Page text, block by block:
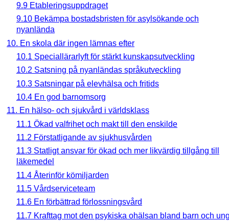
9.9 Etableringsuppdraget
9.10 Bekämpa bostadsbristen för asylsökande och
nyanlända
10. En skola där ingen lämnas efter
10.1 Speciallärarlyft för stärkt kunskapsutveckling
10.2 Satsning på nyanländas språkutveckling
10.3 Satsningar på elevhälsa och fritids
10.4 En god barnomsorg
11. En hälso- och sjukvård i världsklass
11.1 Ökad valfrihet och makt till den enskilde
11.2 Förstatligande av sjukhusvården
11.3 Statligt ansvar för ökad och mer likvärdig tillgång till
läkemedel
11.4 Återinför kömiljarden
11.5 Vårdserviceteam
11.6 En förbättrad förlossningsvård
11.7 Krafttag mot den psykiska ohälsan bland barn och